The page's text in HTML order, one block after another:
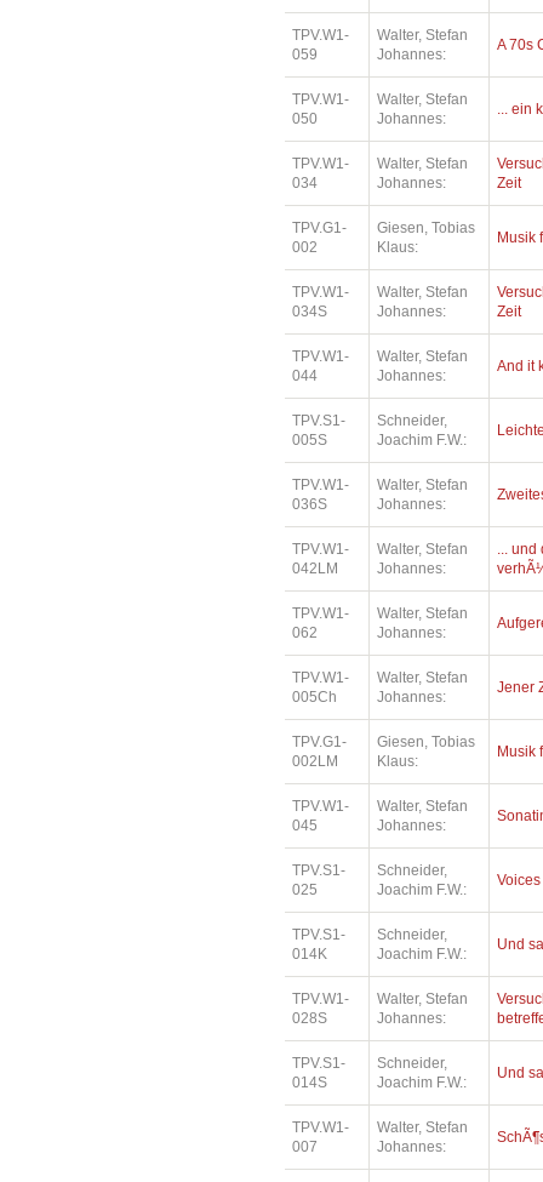
TPV.W1-
059
Walter, Stefan
Johannes:
A 70s
TPV.W1-
050
Walter, Stefan
Johannes:
... ein
TPV.W1-
034
Walter, Stefan
Johannes:
Zeit
TPV.G1-
002
Giesen, Tobias
Klaus:
Musik
TPV.W1-
034S
Walter, Stefan
Johannes:
Zeit
TPV.W1-
044
Walter, Stefan
Johannes:
And it
TPV.S1-
005S
Schneider,
Joachim F.W.:
TPV.W1-
036S
Walter, Stefan
Johannes:
TPV.W1-
042LM
Walter, Stefan
Johannes:
... und
TPV.W1-
062
Walter, Stefan
Johannes:
TPV.W1-
005Ch
Walter, Stefan
Johannes:
Jener
TPV.G1-
002LM
Giesen, Tobias
Klaus:
Musik
TPV.W1-
045
Walter, Stefan
Johannes:
TPV.S1-
025
Schneider,
Joachim F.W.:
TPV.S1-
014K
Schneider,
Joachim F.W.:
Und
TPV.W1-
028S
Walter, Stefan
Johannes:
TPV.S1-
014S
Schneider,
Joachim F.W.:
Und
TPV.W1-
007
Walter, Stefan
Johannes: